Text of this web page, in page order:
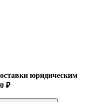
юридическим
₽